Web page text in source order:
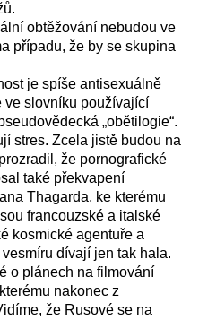
obtěžování nebudou ve
případu, že by se skupina
je spíše antisexuálně
ve slovníku používající
„obětilogie“.
stres. Zcela jistě budou na
že pornografické
také překvapení
Thagarda, ke kterému
francouzské a italské
kosmické agentuře a
dívají jen tak hala.
o plánech na filmování
nakonec z
že Rusové se na